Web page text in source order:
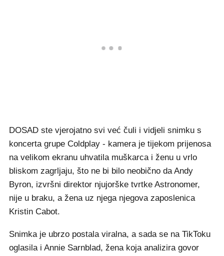
DOSAD ste vjerojatno svi već čuli i vidjeli snimku s
koncerta grupe Coldplay - kamera je tijekom prijenosa
na velikom ekranu uhvatila muškarca i ženu u vrlo
bliskom zagrljaju, što ne bi bilo neobično da Andy
Byron, izvršni direktor njujorške tvrtke Astronomer,
nije u braku, a žena uz njega njegova zaposlenica
Kristin Cabot.
Snimka je ubrzo postala viralna, a sada se na TikToku
oglasila i Annie Sarnblad, žena koja analizira govor